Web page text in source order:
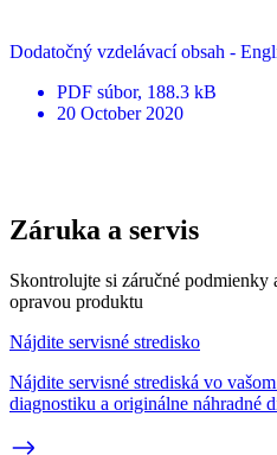
Dodatočný vzdelávací obsah -
PDF súbor, 188.3 kB
20 October 2020
Záruka a servis
Skontrolujte si záručné podmienky
opravou produktu
Nájdite servisné stredisko
Nájdite servisné strediská vo
diagnostiku a originálne náhradné